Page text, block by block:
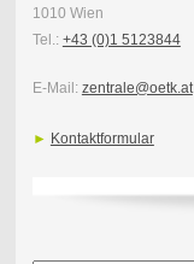
1010 Wien
Tel.: +43 (0)1 5123844
E-Mail: zentrale@oetk.at
► Kontaktformular